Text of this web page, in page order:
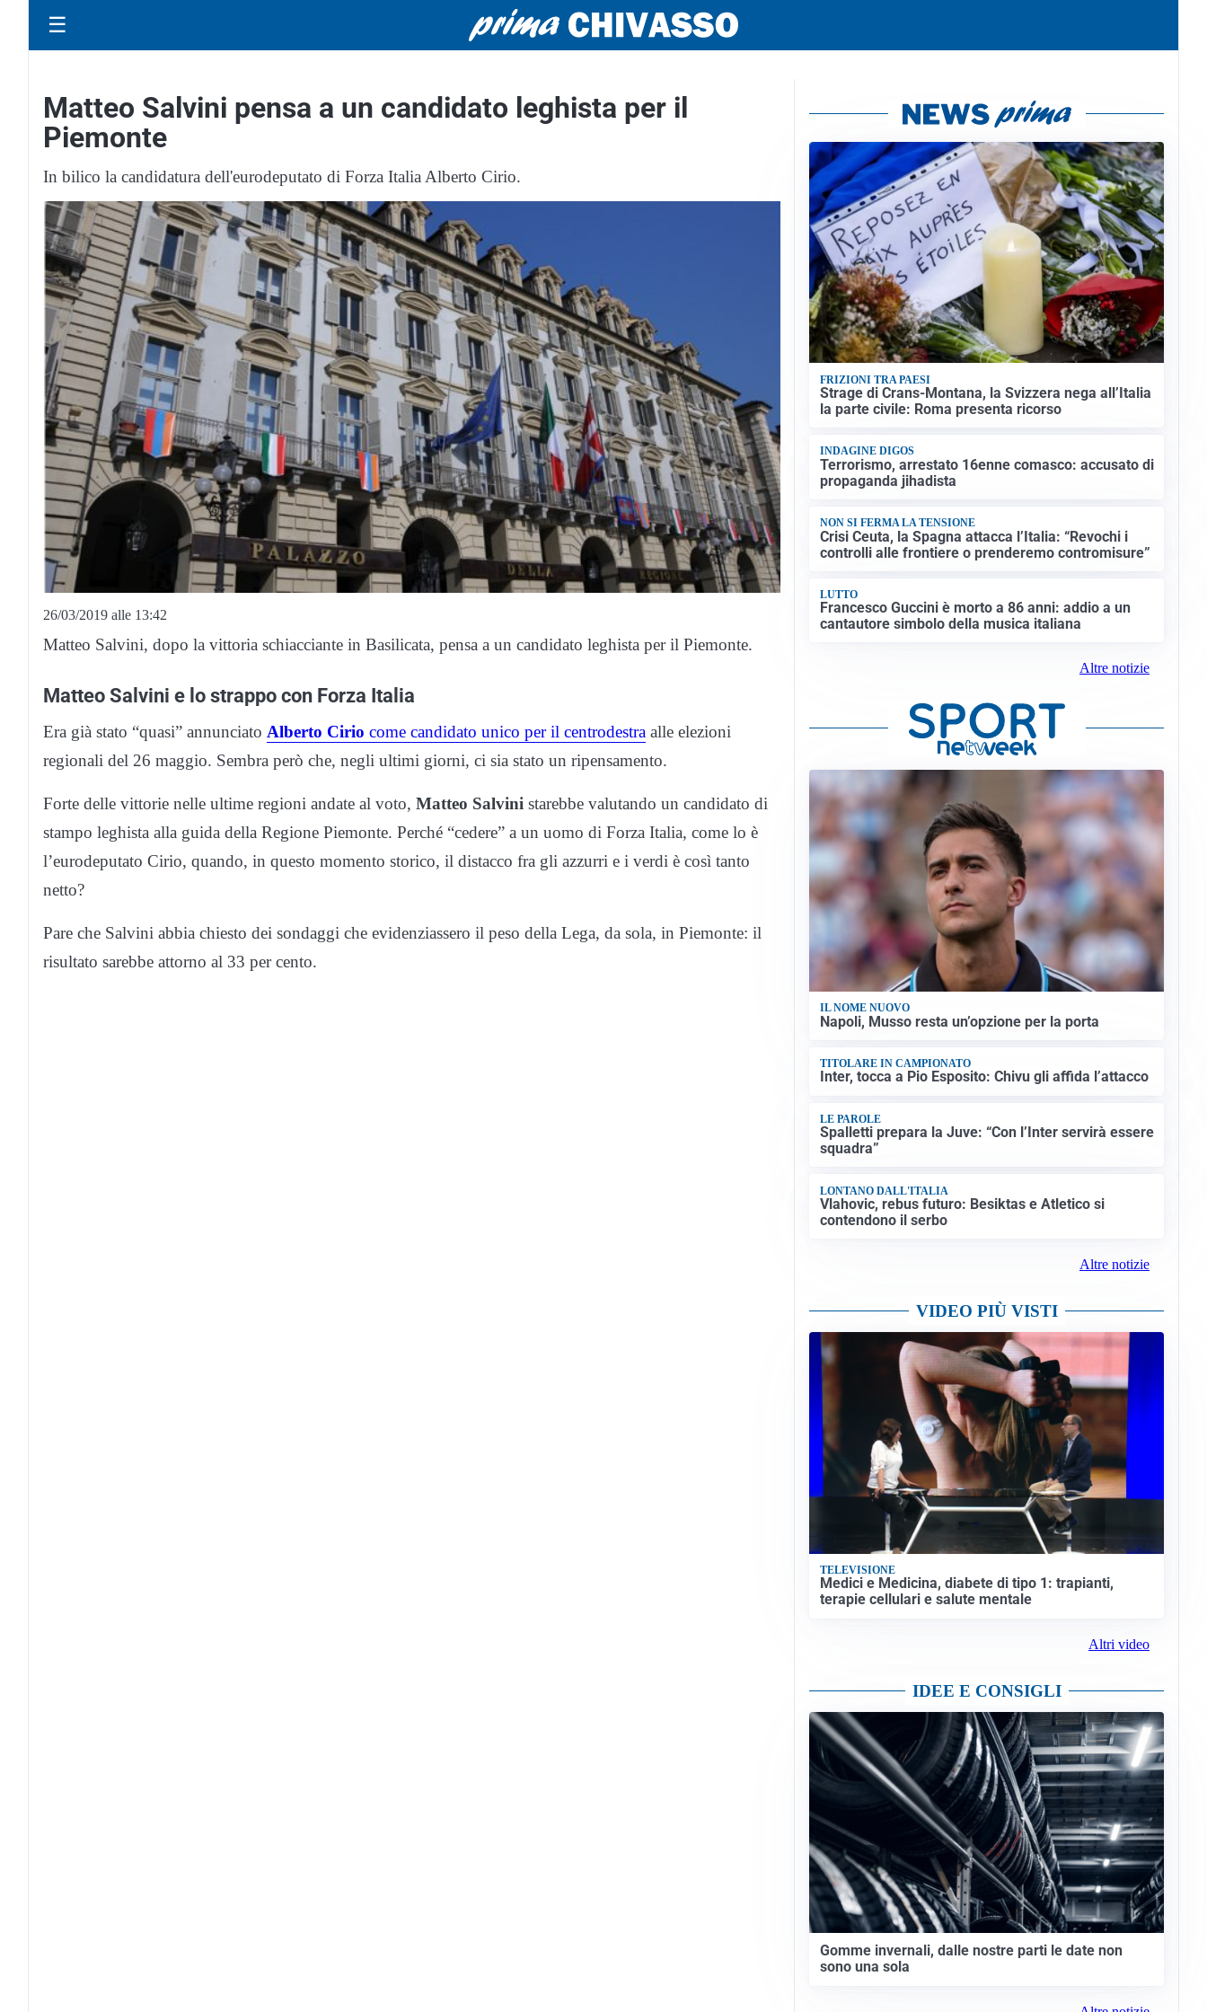
☰
Matteo Salvini pensa a un candidato leghista per il
Piemonte
In bilico la candidatura dell'eurodeputato di Forza Italia Alberto Cirio.
26/03/2019 alle 13:42
Matteo Salvini, dopo la vittoria schiacciante in Basilicata, pensa a un candidato leghista per il Piemonte.
Matteo Salvini e lo strappo con Forza Italia
Era già stato “quasi” annunciato Alberto Cirio come candidato unico per il centrodestra alle elezioni
regionali del 26 maggio. Sembra però che, negli ultimi giorni, ci sia stato un ripensamento.
Forte delle vittorie nelle ultime regioni andate al voto, Matteo Salvini starebbe valutando un candidato di
stampo leghista alla guida della Regione Piemonte. Perché “cedere” a un uomo di Forza Italia, come lo è
l’eurodeputato Cirio, quando, in questo momento storico, il distacco fra gli azzurri e i verdi è così tanto
netto?
Pare che Salvini abbia chiesto dei sondaggi che evidenziassero il peso della Lega, da sola, in Piemonte: il
risultato sarebbe attorno al 33 per cento.
FRIZIONI TRA PAESI
Strage di Crans-Montana, la Svizzera nega all’Italia
la parte civile: Roma presenta ricorso
INDAGINE DIGOS
Terrorismo, arrestato 16enne comasco: accusato di
propaganda jihadista
NON SI FERMA LA TENSIONE
Crisi Ceuta, la Spagna attacca l’Italia: “Revochi i
controlli alle frontiere o prenderemo contromisure”
LUTTO
Francesco Guccini è morto a 86 anni: addio a un
cantautore simbolo della musica italiana
Altre notizie
IL NOME NUOVO
Napoli, Musso resta un’opzione per la porta
TITOLARE IN CAMPIONATO
Inter, tocca a Pio Esposito: Chivu gli affida l’attacco
LE PAROLE
Spalletti prepara la Juve: “Con l’Inter servirà essere
squadra”
LONTANO DALL'ITALIA
Vlahovic, rebus futuro: Besiktas e Atletico si
contendono il serbo
Altre notizie
VIDEO PIÙ VISTI
TELEVISIONE
Medici e Medicina, diabete di tipo 1: trapianti,
terapie cellulari e salute mentale
Altri video
IDEE E CONSIGLI
Gomme invernali, dalle nostre parti le date non
sono una sola